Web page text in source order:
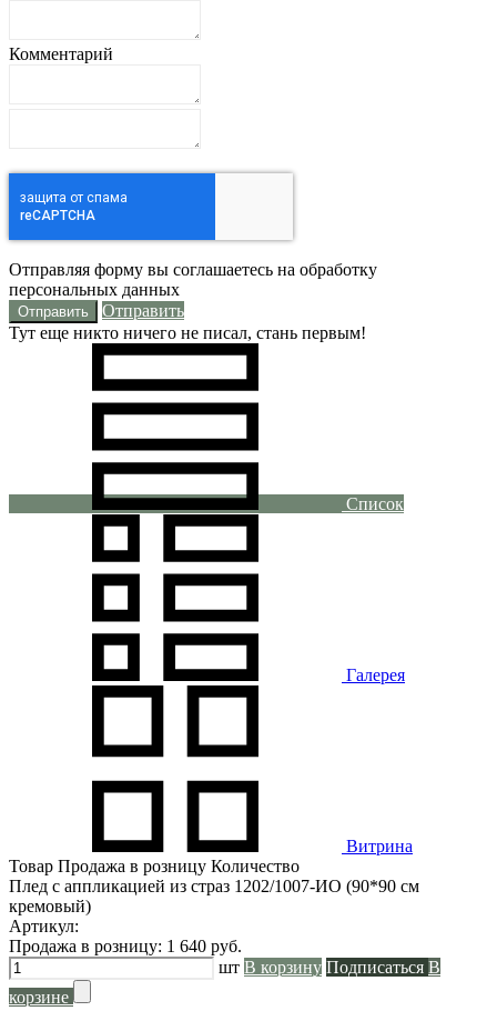
Комментарий
Отправляя форму вы соглашаетесь на обработку
персональных данных
Отправить
Тут еще никто ничего не писал, стань первым!
Список
Галерея
Витрина
Товар Продажа в розницу Количество
Плед с аппликацией из страз 1202/1007-ИО (90*90 см
кремовый)
Артикул:
Продажа в розницу: 1 640 руб.
шт В корзину Подписаться В
корзине